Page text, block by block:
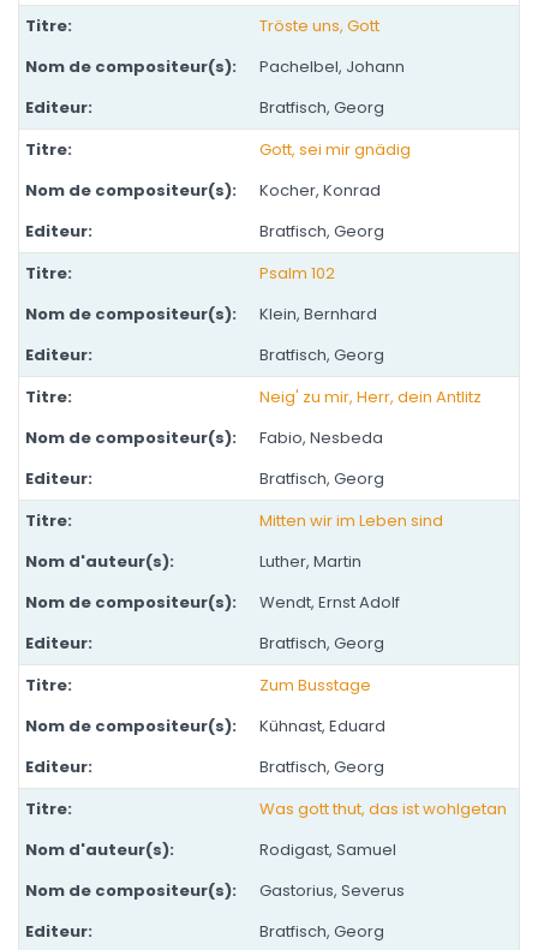
Tröste uns, Gott
Pachelbel, Johann
Bratfisch, Georg
Gott, sei mir gnädig
Kocher, Konrad
Bratfisch, Georg
Psalm 102
Klein, Bernhard
Bratfisch, Georg
Neig' zu mir, Herr, dein Antlitz
Fabio, Nesbeda
Bratfisch, Georg
Mitten wir im Leben sind
Luther, Martin
Wendt, Ernst Adolf
Bratfisch, Georg
Zum Busstage
Kühnast, Eduard
Bratfisch, Georg
Was gott thut, das ist wohlgetan
Rodigast, Samuel
Gastorius, Severus
Bratfisch, Georg